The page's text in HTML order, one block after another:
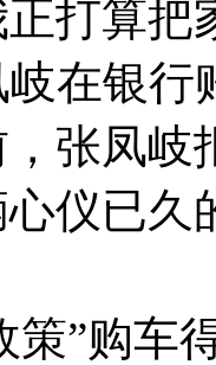
打算把
在银
张凤岐
仪已久
策”购车